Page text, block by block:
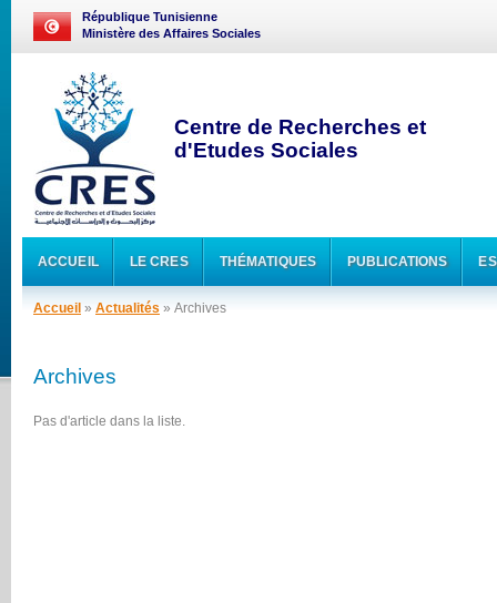
République Tunisienne
Ministère des Affaires Sociales
Centre de Recherches et
d'Etudes Sociales
ACCUEIL LE CRES THÉMATIQUES PUBLICATIONS
Accueil » Actualités » Archives
Archives
Pas d'article dans la liste.